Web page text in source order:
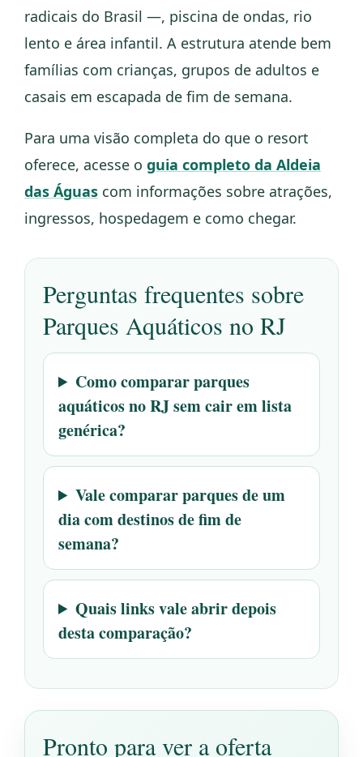
radicais do Brasil —, piscina de ondas, rio
lento e área infantil. A estrutura atende bem
famílias com crianças, grupos de adultos e
casais em escapada de fim de semana.
Para uma visão completa do que o resort
oferece, acesse o guia completo da Aldeia
das Águas com informações sobre atrações,
ingressos, hospedagem e como chegar.
Perguntas frequentes sobre
Parques Aquáticos no RJ
Como comparar parques
aquáticos no RJ sem cair em lista
genérica?
Vale comparar parques de um
dia com destinos de fim de
semana?
Quais links vale abrir depois
desta comparação?
Pronto para ver a oferta